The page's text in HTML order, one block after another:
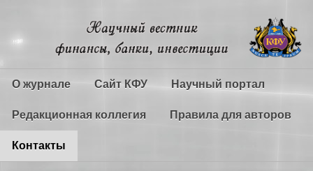
О журнале Сайт КФУ Научный портал
Редакционная коллегия Правила для авторов
Контакты